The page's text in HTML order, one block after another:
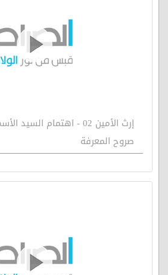
إرث الأمين 02 - اهتمام
صروح المعرفة